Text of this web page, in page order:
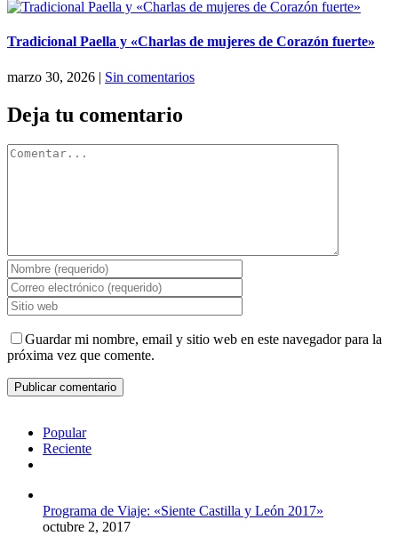
Tradicional Paella y «Charlas de mujeres de Corazón fuerte»
marzo 30, 2026 | Sin comentarios
Deja tu comentario
Comentar
Guardar mi nombre, email y sitio web en este navegador para la
próxima vez que comente.
Popular
Reciente
Programa de Viaje: «Siente Castilla y León 2017»
octubre 2, 2017